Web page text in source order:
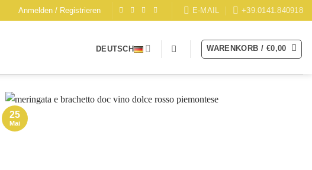
Anmelden / Registrieren E-MAIL +39.0141.840918
DEUTSCH WARENKORB / €0,00
25
Mai